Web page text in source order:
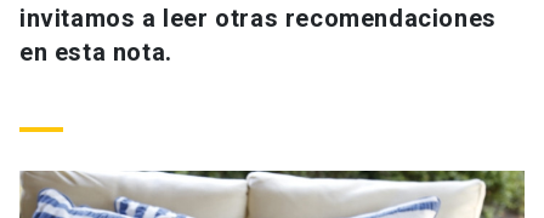
Estudiantes
Alumni launch
ACCESOS DIRECTOS
Mi Cuenta UC
Correo UC launch
invitamos a leer otras recomendaciones
en esta nota.